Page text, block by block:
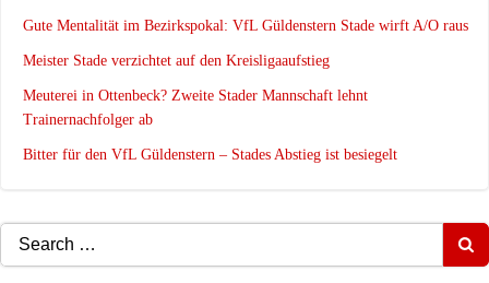
Gute Mentalität im Bezirkspokal: VfL Güldenstern Stade wirft A/O raus
Meister Stade verzichtet auf den Kreisligaaufstieg
Meuterei in Ottenbeck? Zweite Stader Mannschaft lehnt
Trainernachfolger ab
Bitter für den VfL Güldenstern – Stades Abstieg ist besiegelt
Search
for: